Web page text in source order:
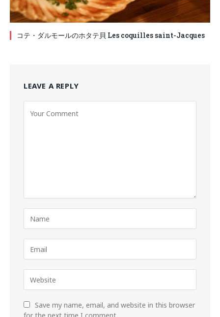
コテ・ダルモールのホタテ貝 Les coquilles saint-Jacques
LEAVE A REPLY
Save my name, email, and website in this browser